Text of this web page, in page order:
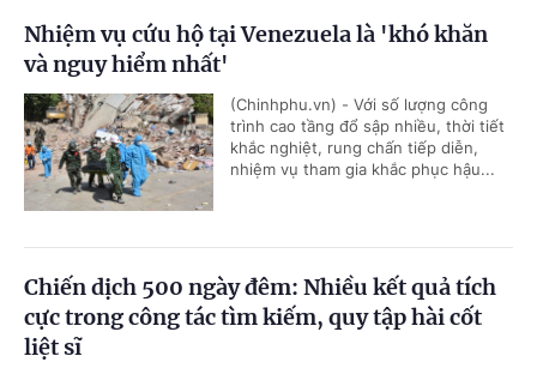
Nhiệm vụ cứu hộ tại Venezuela là 'khó khăn
và nguy hiểm nhất'
(Chinhphu.vn) - Với số lượng công
trình cao tầng đổ sập nhiều, thời tiết
khắc nghiệt, rung chấn tiếp diễn,
nhiệm vụ tham gia khắc phục hậu...
Chiến dịch 500 ngày đêm: Nhiều kết quả tích
cực trong công tác tìm kiếm, quy tập hài cốt
liệt sĩ